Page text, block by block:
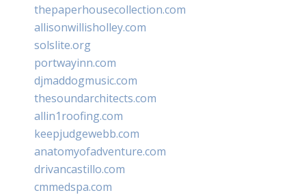
thepaperhousecollection.com
allisonwillisholley.com
solslite.org
portwayinn.com
djmaddogmusic.com
thesoundarchitects.com
allin1roofing.com
keepjudgewebb.com
anatomyofadventure.com
drivancastillo.com
cmmedspa.com